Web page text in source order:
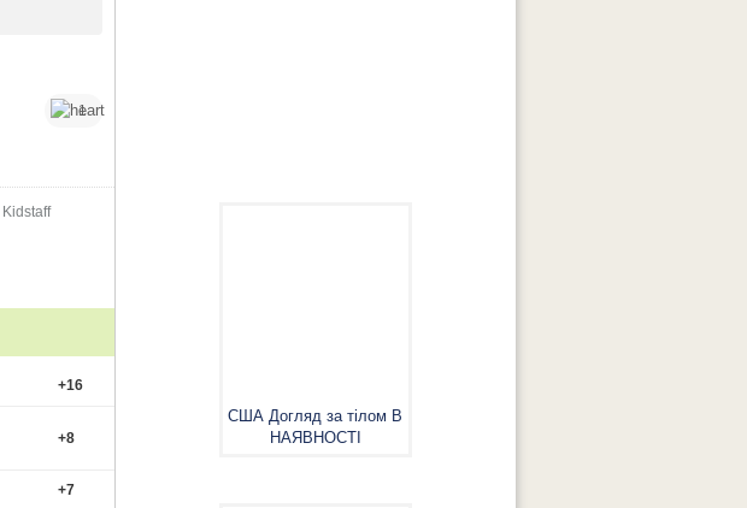
1
+16
+8
+7
США Догляд за тілом В
НАЯВНОСТІ